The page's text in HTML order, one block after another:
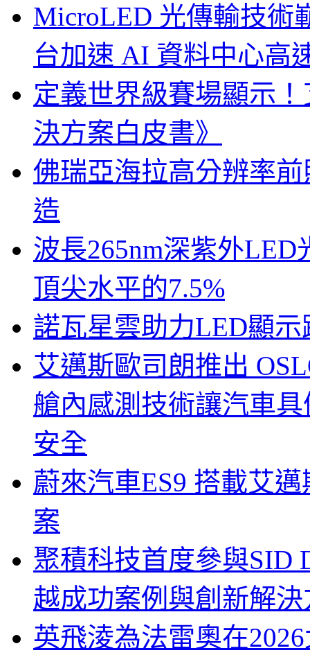
MicroLED 光傳輸技術
台加速 AI 資料中心高
定義世界級賽場顯示
決方案白皮書》
佛瑞亞海拉高分辨率
造
波長265nm深紫外
頂尖水平的7.5%
諾瓦星雲助力LED顯
艾邁斯歐司朗推出
艙內感測技術讓汽車
安全
蔚來汽車ES9 搭載艾
案
聚積科技首度參與SID
越成功案例與創新解決
英飛淩為法雷奧在